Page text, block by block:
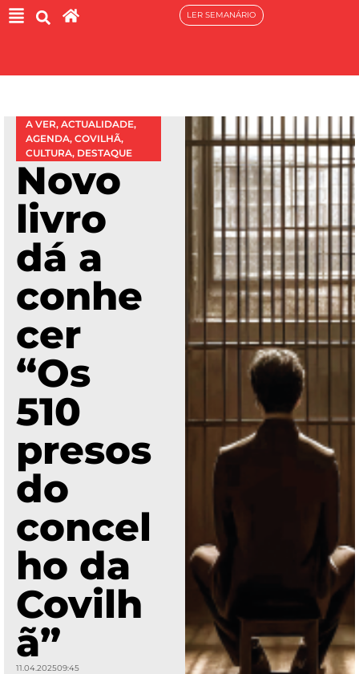
LER SEMANÁRIO
A VER, ACTUALIDADE,
AGENDA, COVILHÃ,
CULTURA, DESTAQUE
Novo
livro
dá a
conhe
cer
“Os
510
presos
do
concel
ho da
Covilh
ã”
11.04.202509:45